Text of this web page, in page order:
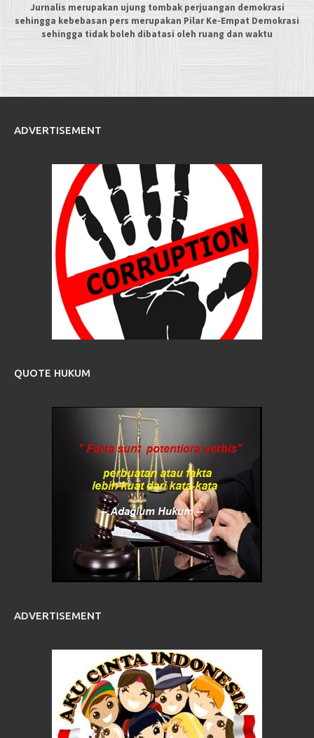
Jurnalis merupakan ujung tombak perjuangan demokrasi
sehingga kebebasan pers merupakan Pilar Ke-Empat Demokrasi
sehingga tidak boleh dibatasi oleh ruang dan waktu
ADVERTISEMENT
QUOTE HUKUM
ADVERTISEMENT